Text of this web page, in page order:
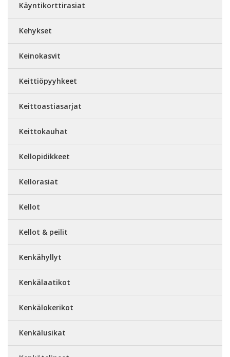
Käyntikorttirasiat
Kehykset
Keinokasvit
Keittiöpyyhkeet
Keittoastiasarjat
Keittokauhat
Kellopidikkeet
Kellorasiat
Kellot
Kellot & peilit
Kenkähyllyt
Kenkälaatikot
Kenkälokerikot
Kenkälusikat